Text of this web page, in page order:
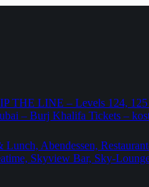
THE LINE – Levels 124, 125
– Burj Khalifa Tickets –
Abendessen,
Skyview Bar, Sky-